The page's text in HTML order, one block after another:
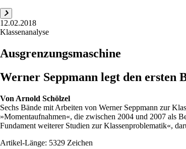
12.02.2018
Klassenanalyse
Ausgrenzungsmaschine
Werner Seppmann legt den ersten
Von Arnold Schölzel
Sechs Bände mit Arbeiten von Werner Seppmann zur
»Momentaufnahmen«, die zwischen 2004 und 2007 als
Fundament weiterer Studien zur Klassenproblematik«,
Artikel-Länge: 5329 Zeichen